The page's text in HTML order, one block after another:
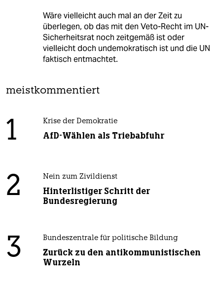
Wäre vielleicht auch mal an der Zeit zu
überlegen, ob das mit den Veto-Recht im UN-
Sicherheitsrat noch zeitgemäß ist oder
vielleicht doch undemokratisch ist und die UN
faktisch entmachtet.
meistkommentiert
1 Krise der Demokratie
AfD-Wählen als Triebabfuhr
2 Nein zum Zivildienst
Hinterlistiger Schritt der
Bundesregierung
3 Bundeszentrale für politische Bildung
Zurück zu den antikommunistischen
Wurzeln